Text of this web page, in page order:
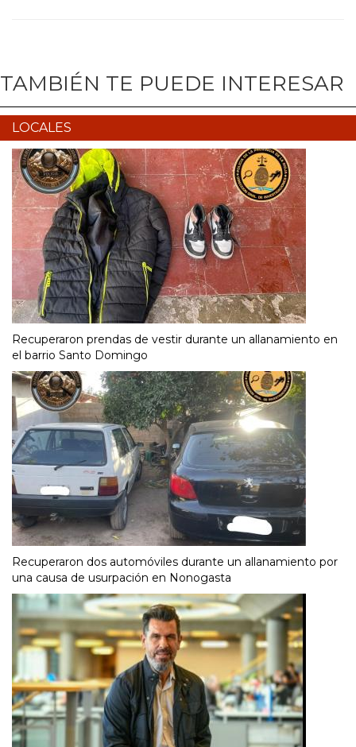
TAMBIÉN TE PUEDE INTERESAR
LOCALES
Recuperaron prendas de vestir durante un allanamiento en
el barrio Santo Domingo
Recuperaron dos automóviles durante un allanamiento por
una causa de usurpación en Nonogasta